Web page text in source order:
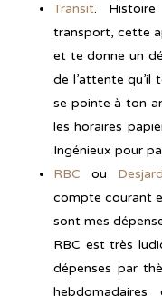
Transit.
transport, cette
et te donne un
de l’attente qu’il
se pointe à ton
les horaires
Ingénieux pour
RBC ou
compte courant
sont mes
RBC est très
dépenses par